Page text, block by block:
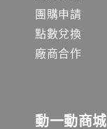
團購申請
點數兌換
廠商合作
動一動商城